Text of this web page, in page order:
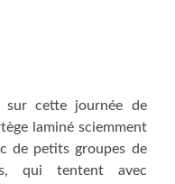
sur cette journée de
laminé sciemment
de petits groupes de
s, qui tentent avec